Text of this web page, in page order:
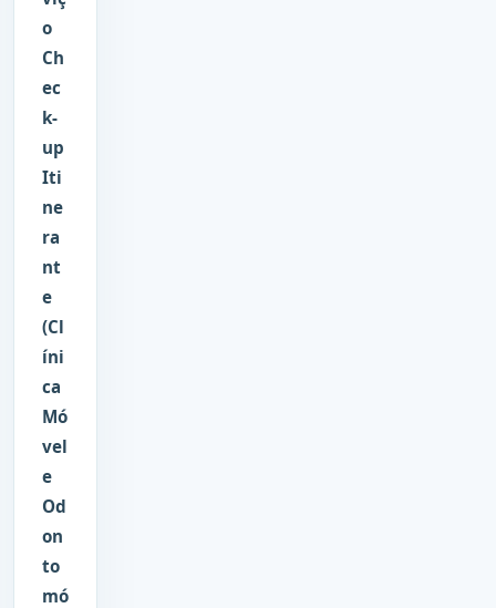
o
Ch
ec
k-
up
Iti
ne
ra
nt
e
(Cl
íni
ca
Mó
vel
e
Od
on
to
mó